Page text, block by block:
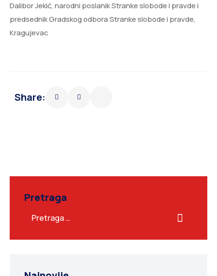
Dalibor Jekić, narodni poslanik Stranke slobode i pravde i
predsednik Gradskog odbora Stranke slobode i pravde,
Kragujevac
Share:
Pretraga